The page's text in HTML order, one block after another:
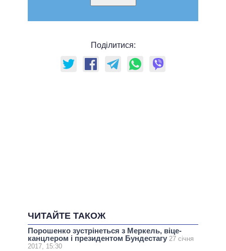
Поділитися:
ЧИТАЙТЕ ТАКОЖ
Порошенко зустрінеться з Меркель, віце-
канцлером і президентом Бундестагу 27 січня
2017, 15:30